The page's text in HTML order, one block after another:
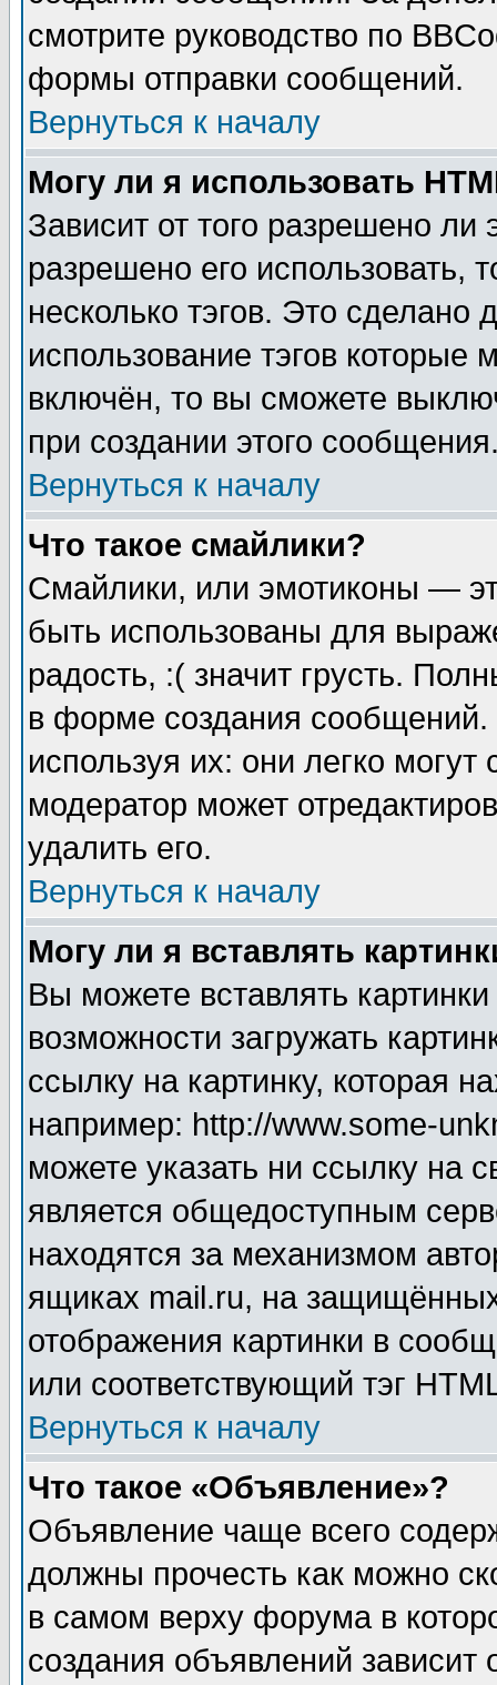
смотрите руководство по
формы отправки сообщений.
Вернуться к началу
Могу ли я использовать
Зависит от того разрешено
разрешено его использовать,
несколько тэгов. Это сделано
использование тэгов
включён, то вы сможете
при создании этого
Вернуться к началу
Что такое смайлики?
Смайлики, или эмотиконы —
быть использованы для
радость, :( значит грусть.
в форме создания сообщений.
используя их: они легко
модератор может
удалить его.
Вернуться к началу
Могу ли я вставлять
Вы можете вставлять
возможности загружать
ссылку на картинку, которая
например: http://www.some-
можете указать ни ссылку на
является общедоступным
находятся за механизмом
ящиках mail.ru, на
отображения картинки в
или соответствующий тэг
Вернуться к началу
Что такое «Объявление»?
Объявление чаще всего
должны прочесть как можно
в самом верху форума в
создания объявлений зависит